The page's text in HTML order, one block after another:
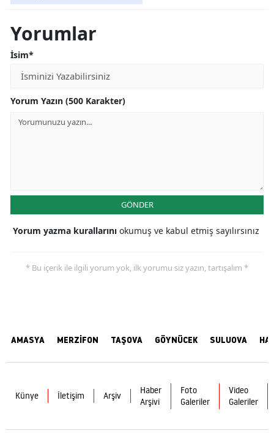
Yorumlar
İsim*
Yorum Yazın (500 Karakter)
GÖNDER
Yorum yazma kurallarını okumuş ve kabul etmiş sayılırsınız
* Bu içerik ile ilgili yorum yok, ilk yorumu siz yazın, tartışalım *
AMASYA MERZİFON TAŞOVA GÖYNÜCEK SULUOVA
Künye İletişim Arşiv
Haber
Arşivi
Foto
Galeriler
Video
Galeriler